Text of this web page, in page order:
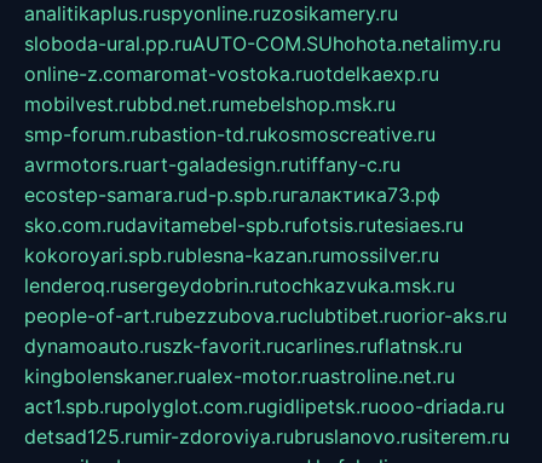
analitikaplus.ruspyonline.ruzosikamery.ru
sloboda-ural.pp.ruAUTO-COM.SUhohota.netalimy.ru
online-z.comaromat-vostoka.ruotdelkaexp.ru
mobilvest.rubbd.net.rumebelshop.msk.ru
smp-forum.rubastion-td.rukosmoscreative.ru
avrmotors.ruart-galadesign.rutiffany-c.ru
ecostep-samara.rud-p.spb.ruгалактика73.рф
sko.com.rudavitamebel-spb.rufotsis.rutesiaes.ru
kokoroyari.spb.rublesna-kazan.rumossilver.ru
lenderoq.rusergeydobrin.rutochkazvuka.msk.ru
people-of-art.rubezzubova.ruclubtibet.ruorior-aks.ru
dynamoauto.ruszk-favorit.rucarlines.ruflatnsk.ru
kingbolenskaner.rualex-motor.ruastroline.net.ru
act1.spb.rupolyglot.com.rugidlipetsk.ruooo-driada.ru
detsad125.rumir-zdoroviya.rubruslanovo.rusiterem.ru